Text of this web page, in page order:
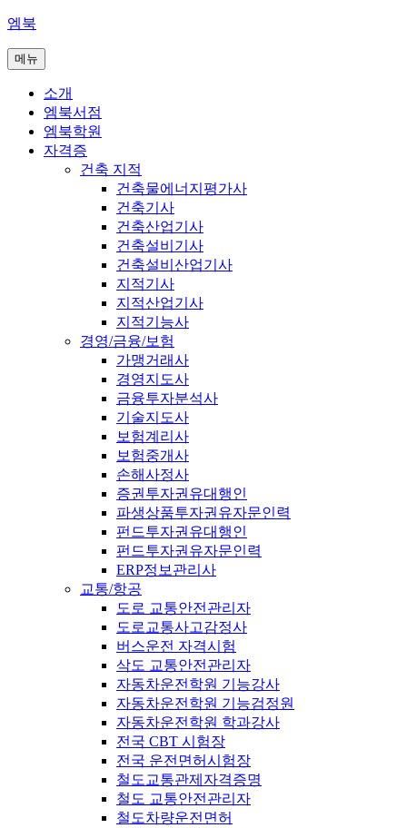
콘
츠
엠북
메뉴
소개
엠북서점
엠북학원
자격증
건축 지적
건축물에너지평가사
건축기사
건축산업기사
건축설비기사
건축설비산업기사
지적기사
지적산업기사
지적기능사
경영/금융/보험
가맹거래사
경영지도사
금융투자분석사
기술지도사
보험계리사
보험중개사
손해사정사
증권투자권유대행인
파생상품투자권유자문인력
펀드투자권유대행인
펀드투자권유자문인력
ERP정보관리사
교통/항공
도로 교통안전관리자
도로교통사고감정사
버스운전 자격시험
삭도 교통안전관리자
자동차운전학원 기능강사
자동차운전학원 기능검정원
자동차운전학원 학과강사
전국 CBT 시험장
전국 운전면허시험장
철도교통관제자격증명
철도 교통안전관리자
철도차량운전면허